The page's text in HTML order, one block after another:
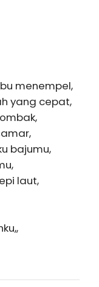
menempel,
yang cepat,
bajumu,
laut,